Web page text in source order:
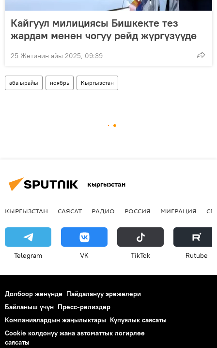
Кайгуул милициясы Бишкекте тез
жардам менен чогуу рейд жүргүзүүдө
25 Жетинин айы 2025, 09:39
аба ырайы ноябрь Кыргызстан
Кыргызстан
КЫРГЫЗСТАН САЯСАТ РАДИО РОССИЯ МИГРАЦИЯ
Telegram VK ТikТоk Rutube
Долбоор жөнүндө Пайдалануу эрежелери
Байланыш үчүн Пресс-релиздер
Компаниялардын жаңылыктары Купуялык саясаты
Cookie колдонуу жана автоматтык логирлөө
саясаты